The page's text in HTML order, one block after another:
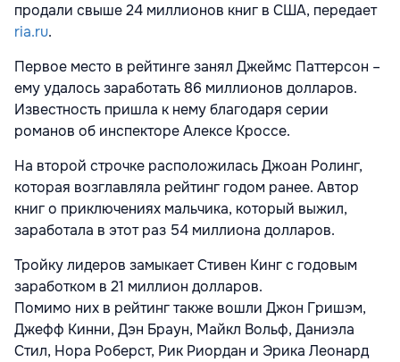
продали свыше 24 миллионов книг в США, передает
ria.ru.
Первое место в рейтинге занял Джеймс Паттерсон –
ему удалось заработать 86 миллионов долларов.
Известность пришла к нему благодаря серии
романов об инспекторе Алексе Кроссе.
На второй строчке расположилась Джоан Ролинг,
которая возглавляла рейтинг годом ранее. Автор
книг о приключениях мальчика, который выжил,
заработала в этот раз 54 миллиона долларов.
Тройку лидеров замыкает Стивен Кинг с годовым
заработком в 21 миллион долларов.
Помимо них в рейтинг также вошли Джон Гришэм,
Джефф Кинни, Дэн Браун, Майкл Вольф, Даниэла
Стил, Нора Роберст, Рик Риордан и Эрика Леонард